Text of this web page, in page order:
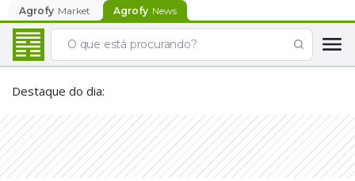
Agrofy Market Agrofy News
Destaque do dia: